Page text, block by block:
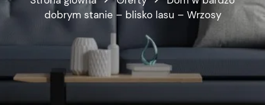
dobrym stanie – blisko lasu – Wrzosy